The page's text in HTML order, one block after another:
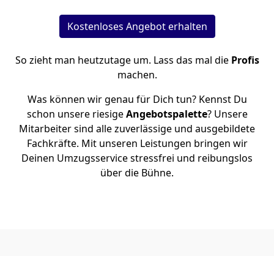
Kostenloses Angebot erhalten
So zieht man heutzutage um. Lass das mal die Profis
machen.
Was können wir genau für Dich tun? Kennst Du
schon unsere riesigeAngebotspalette? Unsere
Mitarbeiter sind alle zuverlässige und ausgebildete
Fachkräfte. Mit unseren Leistungen bringen wir
Deinen Umzugsservice stressfrei und reibungslos
über die Bühne.